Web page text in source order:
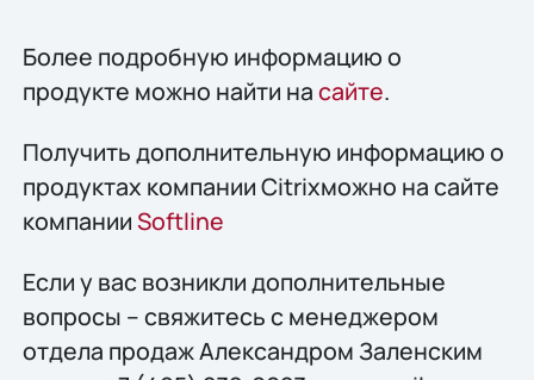
Более подробную информацию о
продукте можно найти насайте.
Получить дополнительную информацию о
продуктах компании Citrixможно на сайте
компанииSoftline
Если у вас возникли дополнительные
вопросы – свяжитесь с менеджером
отдела продаж Александром Заленским